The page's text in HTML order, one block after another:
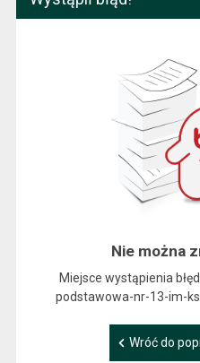
Nie można
Miejsce wystąpienia
podstawowa-nr-13-im-
Wróć do